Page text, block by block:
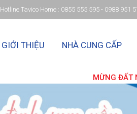
Hotline Tavico Home : 0855 555 595 - 0988 951
GIỚI THIỆU NHÀ CUNG CẤP
MỪNG ĐẤT NƯỚC ĐỔI MỚI, MỪNG